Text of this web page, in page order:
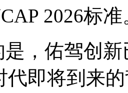
2026标准
，佑驾创
代即将到来